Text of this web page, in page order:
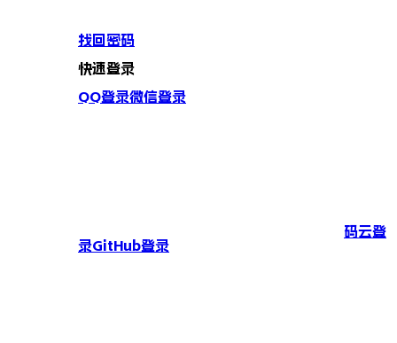
找回密码
快速登录
QQ登录微信登录
码云登
录GitHub登录